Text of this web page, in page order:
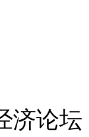
济论